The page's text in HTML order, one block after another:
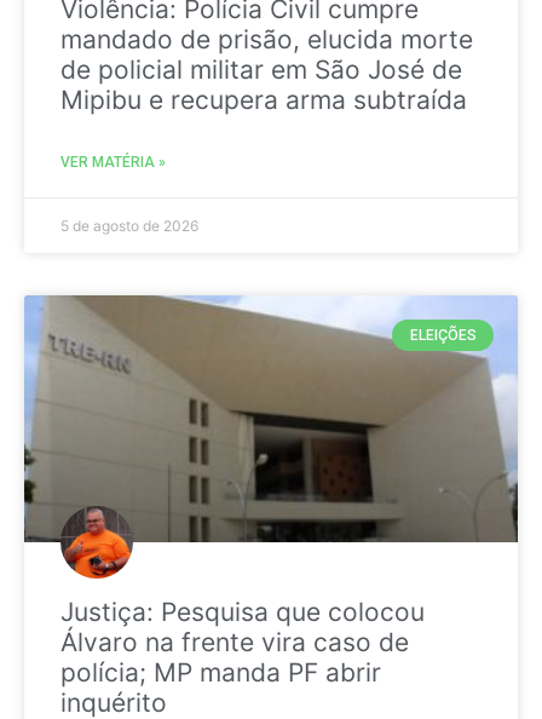
Violência: Polícia Civil cumpre
mandado de prisão, elucida morte
de policial militar em São José de
Mipibu e recupera arma subtraída
VER MATÉRIA »
5 de agosto de 2026
ELEIÇÕES
Justiça: Pesquisa que colocou
Álvaro na frente vira caso de
polícia; MP manda PF abrir
inquérito